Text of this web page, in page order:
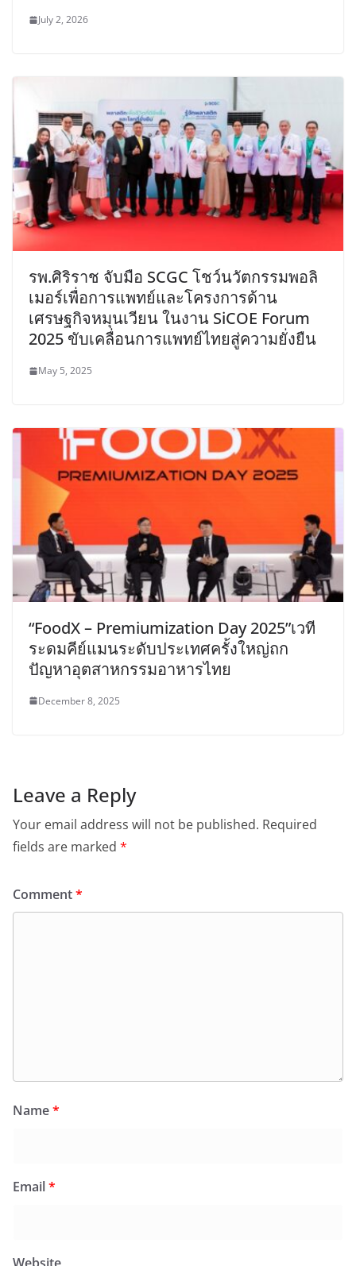
July 2, 2026
รพ.ศิริราช จับมือ SCGC โชว์นวัตกรรมพอลิ
เมอร์เพื่อการแพทย์และโครงการด้าน
เศรษฐกิจหมุนเวียน ในงาน SiCOE Forum
2025 ขับเคลื่อนการแพทย์ไทยสู่ความยั่งยืน
May 5, 2025
“FoodX – Premiumization Day 2025”เวที
ระดมคีย์แมนระดับประเทศครั้งใหญ่ถก
ปัญหาอุตสาหกรรมอาหารไทย
December 8, 2025
Leave a Reply
Your email address will not be published. Required
fields are marked *
Comment*
Name*
Email*